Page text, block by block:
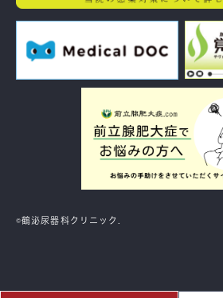
©️鶴泌尿器科クリニック.